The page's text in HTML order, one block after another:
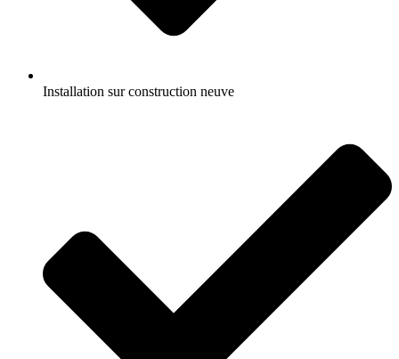
Installation sur construction neuve